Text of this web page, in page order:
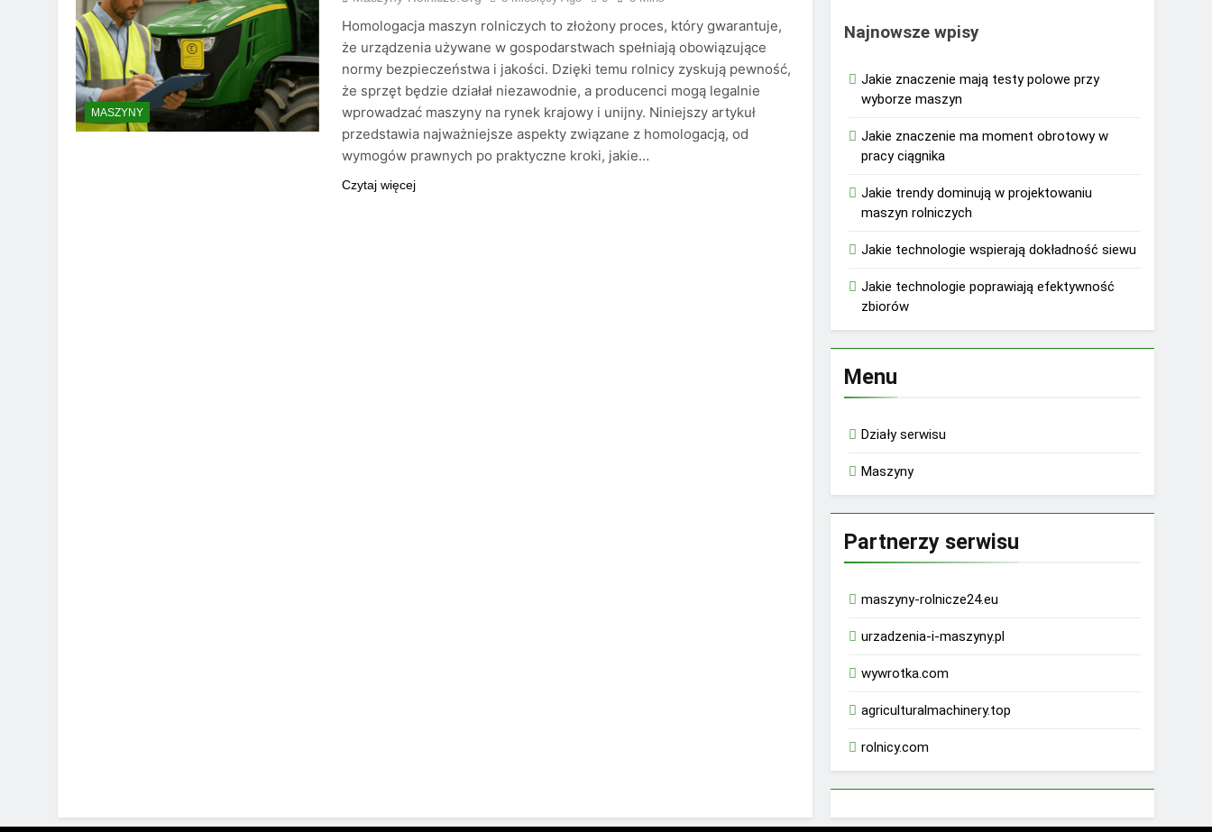
MASZYNY
Homologacja maszyn rolniczych to złożony proces, który gwarantuje,
że urządzenia używane w gospodarstwach spełniają obowiązujące
normy bezpieczeństwa i jakości. Dzięki temu rolnicy zyskują pewność,
że sprzęt będzie działał niezawodnie, a producenci mogą legalnie
wprowadzać maszyny na rynek krajowy i unijny. Niniejszy artykuł
przedstawia najważniejsze aspekty związane z homologacją, od
wymogów prawnych po praktyczne kroki, jakie…
Czytaj więcej
Najnowsze wpisy
Jakie znaczenie mają testy polowe przy
wyborze maszyn
Jakie znaczenie ma moment obrotowy w
pracy ciągnika
Jakie trendy dominują w projektowaniu
maszyn rolniczych
Jakie technologie wspierają dokładność siewu
Jakie technologie poprawiają efektywność
zbiorów
Menu
Działy serwisu
Maszyny
Partnerzy serwisu
maszyny-rolnicze24.eu
urzadzenia-i-maszyny.pl
wywrotka.com
agriculturalmachinery.top
rolnicy.com
rhino 9000 male enhancement pills reviews